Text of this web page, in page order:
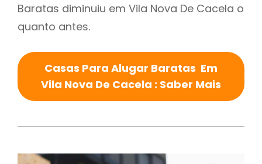
Baratas diminuiu em Vila Nova De Cacela o
quanto antes.
Casas Para Alugar Baratas Em
Vila Nova De Cacela : Saber Mais